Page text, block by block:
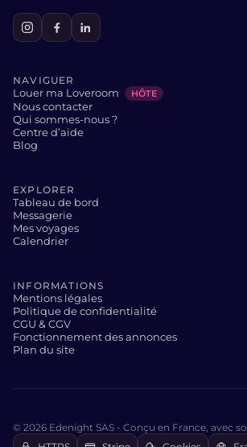
NAVIGUER
Louer ma Loveroom HÔTE
Nous contacter
Qui sommes-nous ?
Centre d’aide
Blog
EXPLORER
Tableau de bord
Messagerie
Mes voyages
Calendrier
INFORMATIONS
Mentions légales
Politique de confidentialité
CGU & CGV
Fonctionnement des annonces
Plan du site
© 2026 Edenight SAS - Conçu en France, avec